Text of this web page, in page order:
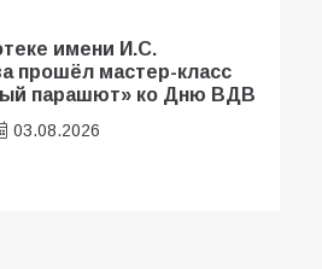
имени И.С.
прошёл мастер-класс
парашют» ко Дню ВДВ
03.08.2026